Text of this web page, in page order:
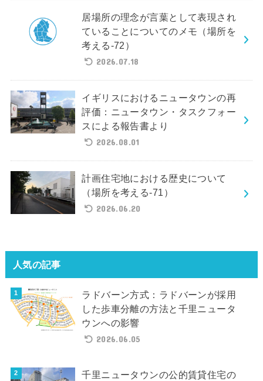
居場所の理念が言葉として表現され
ていることについてのメモ（場所を
考える-72）
2026.07.18
イギリスにおけるニュータウンの再
評価：ニュータウン・タスクフォー
スによる報告書より
2026.08.01
計画住宅地における歴史について
（場所を考える-71）
2026.06.20
人気の記事
ラドバーン方式：ラドバーンが採用
した歩車分離の方法と千里ニュータ
ウンへの影響
2026.06.05
千里ニュータウンの公的賃貸住宅の